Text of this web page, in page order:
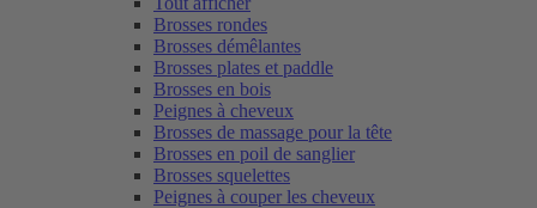
Brosses rondes
Brosses démêlantes
Brosses plates et paddle
Brosses en bois
Peignes à cheveux
Brosses de massage pour la tête
Brosses en poil de sanglier
Brosses squelettes
Peignes à couper les cheveux